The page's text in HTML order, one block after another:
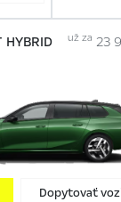
HYBRID už za 23
Dopytovať